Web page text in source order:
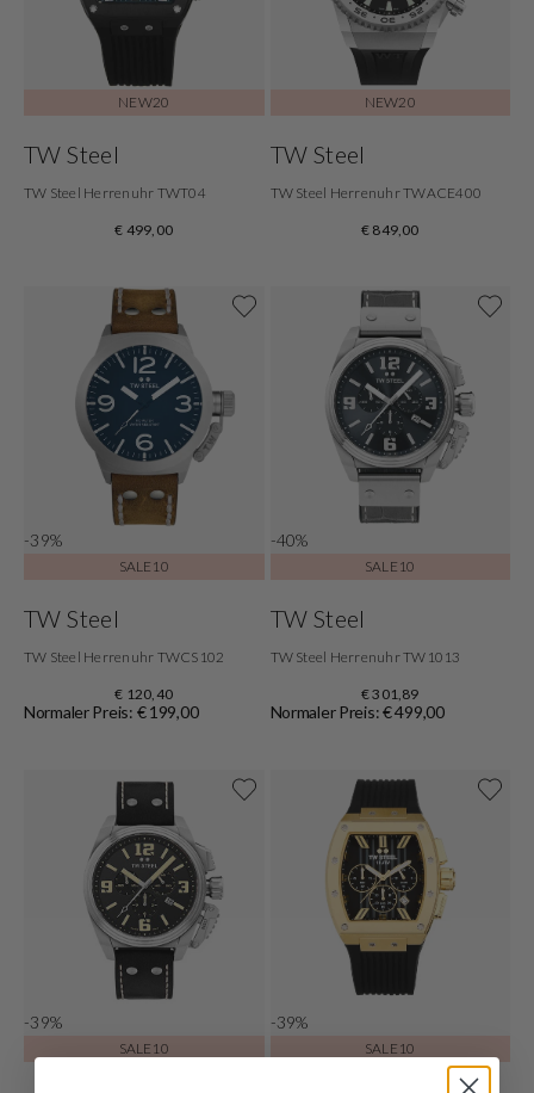
NEW20
TW Steel
TW Steel Herrenuhr TWT04
€ 499,00
NEW20
TW Steel
TW Steel Herrenuhr TWACE400
€ 849,00
-39%
SALE10
TW Steel
TW Steel Herrenuhr TWCS102
€ 120,40
Normaler Preis: € 199,00
-40%
SALE10
TW Steel
TW Steel Herrenuhr TW1013
€ 301,89
Normaler Preis: € 499,00
-39%
SALE10
-39%
SALE10